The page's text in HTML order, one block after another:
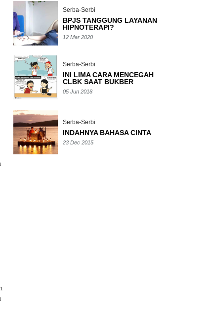
Serba-Serbi
BPJS TANGGUNG LAYANAN
HIPNOTERAPI?
12 Mar 2020
Serba-Serbi
INI LIMA CARA MENCEGAH
CLBK SAAT BUKBER
05 Jun 2018
Serba-Serbi
INDAHNYA BAHASA CINTA
23 Dec 2015